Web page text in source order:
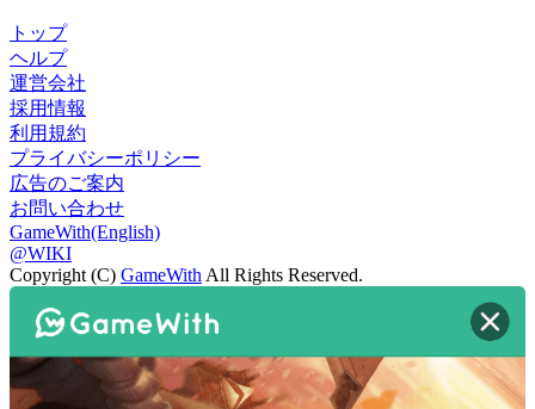
トップ
ヘルプ
運営会社
採用情報
利用規約
プライバシーポリシー
広告のご案内
お問い合わせ
GameWith(English)
@WIKI
Copyright (C) GameWith All Rights Reserved.